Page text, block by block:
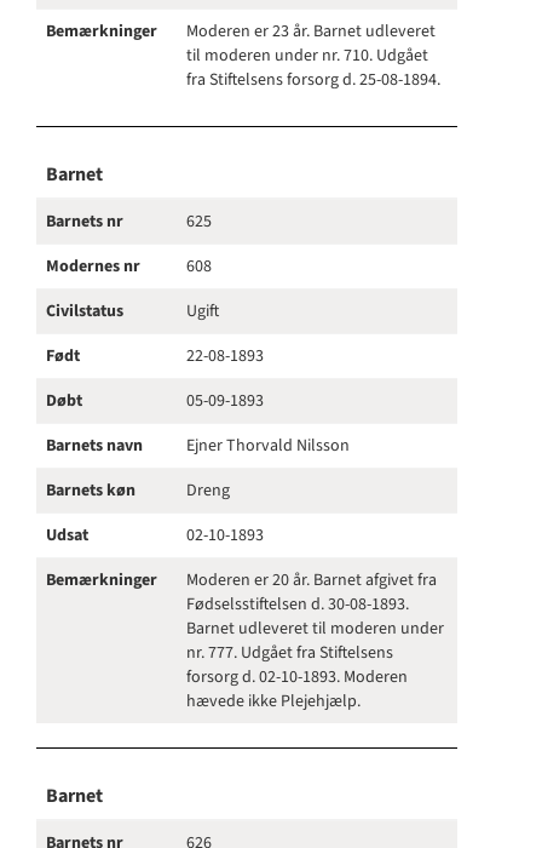
Bemærkninger
Moderen er 23 år. Barnet udleveret
til moderen under nr. 710. Udgået
fra Stiftelsens forsorg d. 25-08-1894.
Barnet
Barnets nr
625
Modernes nr
608
Civilstatus
Ugift
Født
22-08-1893
Døbt
05-09-1893
Barnets navn
Ejner Thorvald Nilsson
Barnets køn
Dreng
Udsat
02-10-1893
Bemærkninger
Moderen er 20 år. Barnet afgivet fra
Fødselsstiftelsen d. 30-08-1893.
Barnet udleveret til moderen under
nr. 777. Udgået fra Stiftelsens
forsorg d. 02-10-1893. Moderen
hævede ikke Plejehjælp.
Barnet
Barnets nr 626